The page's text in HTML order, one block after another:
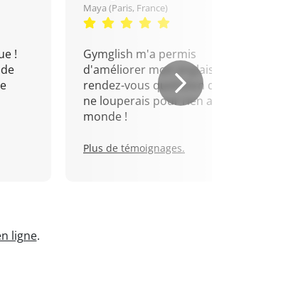
!
Maya (Paris, France)
Gymglish m'a permis
d'améliorer mon anglais. Un
rendez-vous quotidien que je
ne louperais pour rien au
monde !
Plus de témoignages.
ligne.